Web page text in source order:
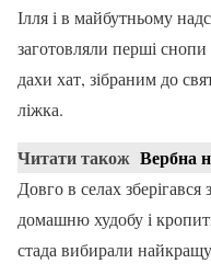
Ілля і в майбутньому
заготовляли перші
дахи хат, зібраним до
ліжка.
Читати також Вербна
Довго в селах
домашню худобу і
стада вибирали